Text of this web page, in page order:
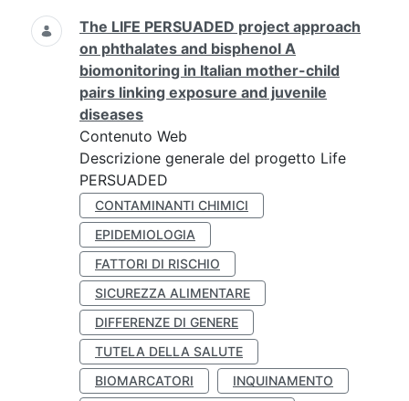
The LIFE PERSUADED project approach
on phthalates and bisphenol A
biomonitoring in Italian mother-child
pairs linking exposure and juvenile
diseases
Contenuto Web
Descrizione generale del progetto Life
PERSUADED
CONTAMINANTI CHIMICI
EPIDEMIOLOGIA
FATTORI DI RISCHIO
SICUREZZA ALIMENTARE
DIFFERENZE DI GENERE
TUTELA DELLA SALUTE
BIOMARCATORI
INQUINAMENTO